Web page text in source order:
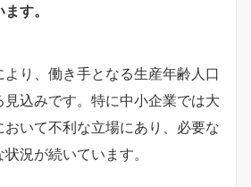
す。
り、働き手となる生産年齢人口
込みです。特に中小企業では大
いて不利な立場にあり、必要な
況が続いています。